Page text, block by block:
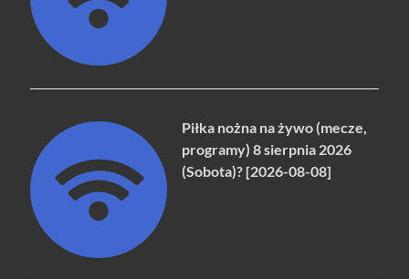
Piłka nożna na żywo (mecze,
programy) 8 sierpnia 2026
(Sobota)? [2026-08-08]